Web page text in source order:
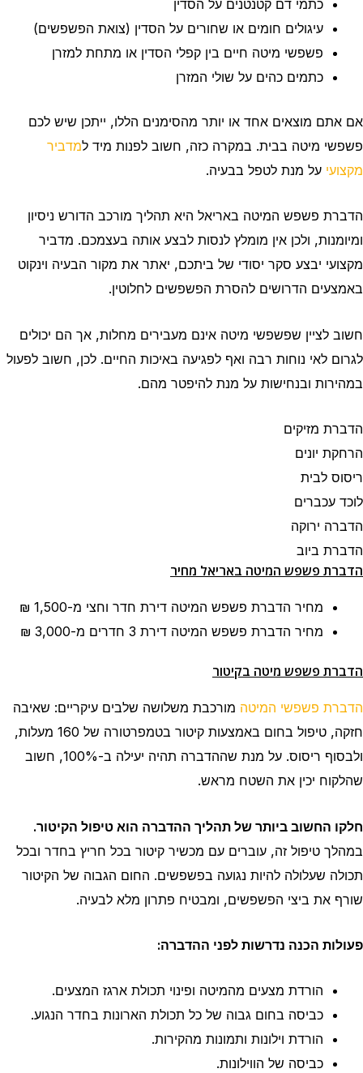
כתמי דם קטנטנים על הסדין
עיגולים חומים או שחורים על הסדין (צואת הפשפשים)
פשפשי מיטה חיים בין קפלי הסדין או מתחת למזרן
כתמים כהים על שולי המזרן
אם אתם מוצאים אחד או יותר מהסימנים הללו, ייתכן שיש לכם
פשפשי מיטה בבית. במקרה כזה, חשוב לפנות מיד למדביר
מקצועי על מנת לטפל בבעיה.
הדברת פשפש המיטה באריאל היא תהליך מורכב הדורש ניסיון
ומיומנות, ולכן אין מומלץ לנסות לבצע אותה בעצמכם. מדביר
מקצועי יבצע סקר יסודי של ביתכם, יאתר את מקור הבעיה וינקוט
באמצעים הדרושים להסרת הפשפשים לחלוטין.
חשוב לציין שפשפשי מיטה אינם מעבירים מחלות, אך הם יכולים
לגרום לאי נוחות רבה ואף לפגיעה באיכות החיים. לכן, חשוב לפעול
במהירות ובנחישות על מנת להיפטר מהם.
הדברת מזיקים
הרחקת יונים
ריסוס לבית
לוכד עכברים
הדברה ירוקה
הדברת ביוב
הדברת פשפש המיטה באריאל מחיר
מחיר הדברת פשפש המיטה דירת חדר וחצי מ-1,500 ₪
מחיר הדברת פשפש המיטה דירת 3 חדרים
מ-3,000 ₪
הדברת פשפש מיטה בקיטור
הדברת פשפשי המיטה מורכבת משלושה שלבים עיקריים: שאיבה
חזקה, טיפול בחום באמצעות קיטור בטמפרטורה של 160 מעלות,
ולבסוף ריסוס. על מנת שההדברה תהיה יעילה ב-100%, חשוב
שהלקוח יכין את השטח מראש.
חלקו החשוב ביותר של תהליך ההדברה הוא טיפול הקיטור.
במהלך טיפול זה, עוברים עם מכשיר קיטור בכל חריץ בחדר ובכל
תכולה שעלולה להיות נגועה בפשפשים. החום הגבוה של הקיטור
שורף את ביצי הפשפשים, ומבטיח פתרון מלא לבעיה.
פעולות הכנה נדרשות לפני ההדברה:
הורדת מצעים מהמיטה ופינוי תכולת ארגז המצעים.
כביסה בחום גבוה של כל תכולת הארונות בחדר הנגוע.
הורדת וילונות ותמונות מהקירות.
כביסה של הווילונות.